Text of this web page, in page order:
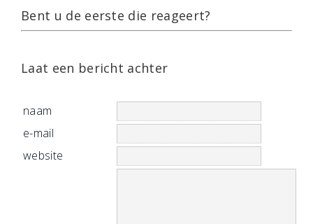
Bent u de eerste die reageert?
Laat een bericht achter
naam
e-mail
website